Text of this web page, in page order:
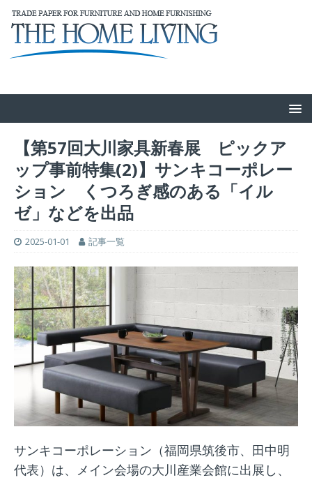
【第57回大川家具新春展 ピックア
ップ事前特集(2)】サンキコーポレー
ション くつろぎ感のある「イル
ゼ」などを出品
2025-01-01 記事一覧
サンキコーポレーション（福岡県筑後市、田中明
代表）は、メイン会場の大川産業会館に出展し、